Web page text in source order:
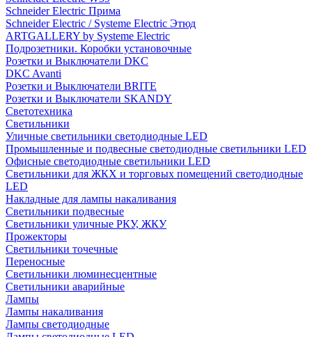
Schneider Electric Прима
Schneider Electric / Systeme Electric Этюд
ARTGALLERY by Systeme Electric
Подрозетники. Коробки установочные
Розетки и Выключатели DKC
DKC Avanti
Розетки и Выключатели BRITE
Розетки и Выключатели SKANDY
Светотехника
Светильники
Уличные светильники светодиодные LED
Промышленные и подвесные светодиодные светильники LED
Офисные светодиодные светильники LED
Светильники для ЖКХ и торговых помещений светодиодные
LED
Накладные для лампы накаливания
Светильники подвесные
Светильники уличные РКУ, ЖКУ
Прожекторы
Cветильники точечные
Переносные
Светильники люминесцентные
Светильники аварийные
Лампы
Лампы накаливания
Лампы светодиодные